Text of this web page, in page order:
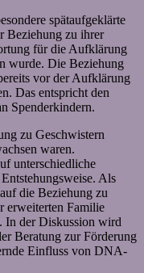
spätaufgeklärte
Beziehung zu ihrer
für die Aufklärung
wurde. Die Beziehung
vor der Aufklärung
Das entspricht den
Spenderkindern.
zu Geschwistern
waren.
unterschiedliche
Als
die Beziehung zu
erweiterten Familie
In der Diskussion wird
Beratung zur Förderung
Einfluss von DNA-